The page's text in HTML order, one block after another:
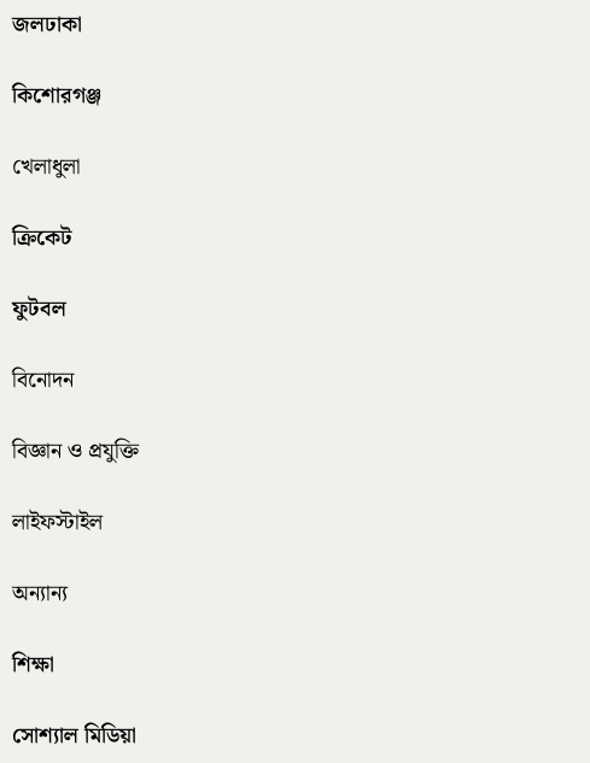
জলঢাকা
কিশোরগঞ্জ
খেলাধুলা
ক্রিকেট
ফুটবল
বিনোদন
বিজ্ঞান ও প্রযুক্তি
লাইফস্টাইল
অন্যান্য
শিক্ষা
সোশ্যাল মিডিয়া